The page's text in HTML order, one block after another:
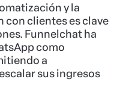
y la
con clientes es clave
Funnelchat ha
como
a
sus ingresos